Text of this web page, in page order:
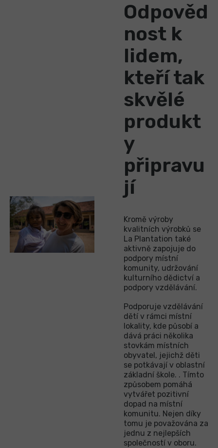
Odpověd
nost k
lidem,
kteří tak
skvělé
produkt
y
připravu
jí
Kromě výroby
kvalitních výrobků se
La Plantation také
aktivně zapojuje do
podpory místní
komunity, udržování
kulturního dědictví a
podpory vzdělávání.
Podporuje vzdělávání
dětí v rámci místní
lokality, kde působí a
dává práci několika
stovkám místních
obyvatel, jejichž děti
se potkávají v oblastní
základní škole. . Tímto
způsobem pomáhá
vytvářet pozitivní
dopad na místní
komunitu. Nejen díky
tomu je považována za
jednu z nejlepších
společností v oboru.